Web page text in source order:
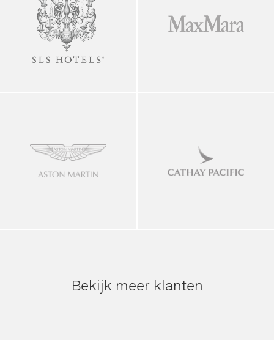
Bekijk meer klanten